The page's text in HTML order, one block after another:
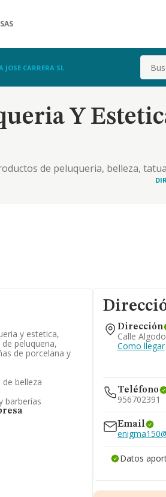
CARRERA SL. Buscar
Y
de peluqueria, belleza,
y estetica,
peluqueria,
de porcelana y
belleza
barberías
Dirección
Calle
Como llegar
Teléfono
956702391
Email
Datos